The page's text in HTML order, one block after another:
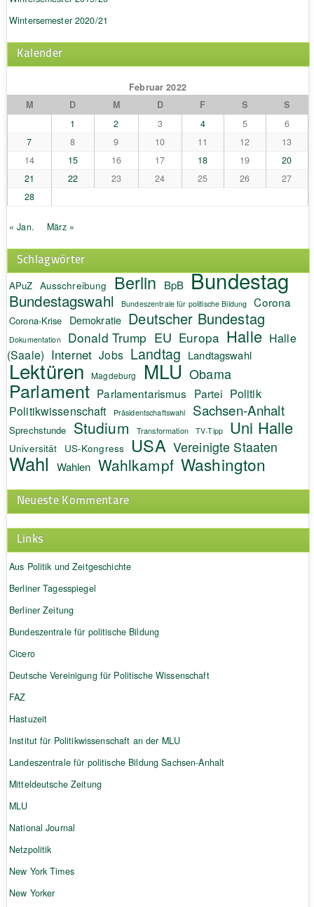
Wintersemester 2020/21
Kalender
Februar 2022
M
D M D F S
S
1
2 3 4 5
6
7
8 9 10 11 12
13
14
15 16 17 18 19
20
21
22 23 24 25 26
27
28
« Jan. März »
Schlagwörter
APuZ Ausschreibung Berlin BpB Bundestag
Bundestagswahl Bundeszentrale für politische Bildung Corona
Corona-Krise Demokratie Deutscher Bundestag
Dokumentation Donald Trump EU Europa Halle Halle
(Saale) Internet Jobs Landtag Landtagswahl
Lektüren Magdeburg MLU Obama
Parlament Parlamentarismus Partei Politik
Politikwissenschaft Präsidentschaftswahl Sachsen-Anhalt
Sprechstunde Studium Transformation TV-Tipp Uni Halle
Universität US-Kongress USA Vereinigte Staaten
Wahl Wahlen Wahlkampf Washington
Neueste Kommentare
Links
Aus Politik und Zeitgeschichte
Berliner Tagesspiegel
Berliner Zeitung
Bundeszentrale für politische Bildung
Cicero
Deutsche Vereinigung für Politische Wissenschaft
FAZ
Hastuzeit
Institut für Politikwissenschaft an der MLU
Landeszentrale für politische Bildung Sachsen-Anhalt
Mitteldeutsche Zeitung
MLU
National Journal
Netzpolitik
New York Times
New Yorker